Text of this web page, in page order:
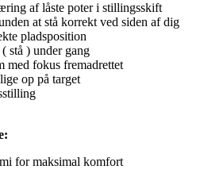
af låste poter i stillingsskift
at stå korrekt ved siden af dig
pladsposition
stå ) under gang
med fokus fremadrettet
op på target
for maksimal komfort